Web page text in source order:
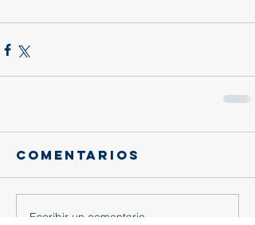
Comentarios
Escribir un comentario...